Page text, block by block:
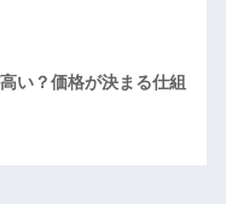
い？価格が決まる仕組